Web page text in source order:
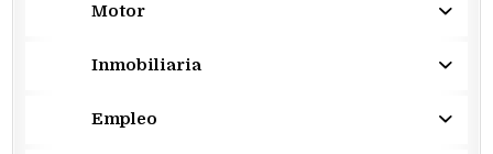
Motor
Inmobiliaria
Empleo